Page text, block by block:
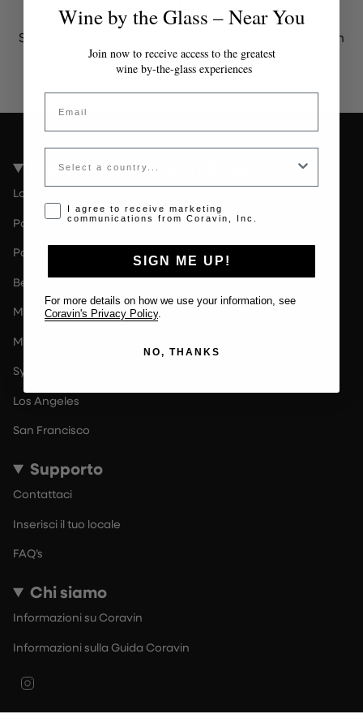
Token non valido o scaduto
Si prega di contattare l'amministratore per un token
valido.
Località della Coravin Guide
Londra
Paris
Paesi Bassi
Berlin
Milano
Melbourne
Sydney
Los Angeles
San Francisco
Supporto
Contattaci
Inserisci il tuo locale
FAQ’s
Chi siamo
Informazioni su Coravin
Informazioni sulla Guida Coravin
Wine by the Glass – Near You
Join now to receive access to the greatest
wine by-the-glass experiences
Email
Country
Opt-in disclaimer
I agree to receive marketing
communications from Coravin, Inc.
SIGN ME UP!
For more details on how we use your information, see
Coravin's Privacy Policy.
NO, THANKS